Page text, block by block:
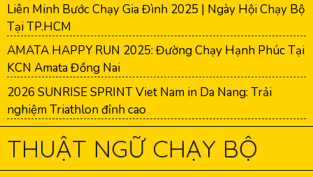
Liên Minh Bước Chạy Gia Đình 2025 | Ngày Hội Chạy Bộ
Tại TP.HCM
AMATA HAPPY RUN 2025: Đường Chạy Hạnh Phúc Tại
KCN Amata Đồng Nai
2026 SUNRISE SPRINT Viet Nam in Da Nang: Trải
nghiệm Triathlon đỉnh cao
THUẬT NGỮ CHẠY BỘ